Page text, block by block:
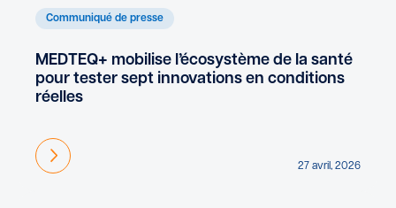
Communiqué de presse
MEDTEQ+ mobilise l’écosystème de la santé
pour tester sept innovations en conditions
réelles
En savoir plus
27 avril, 2026